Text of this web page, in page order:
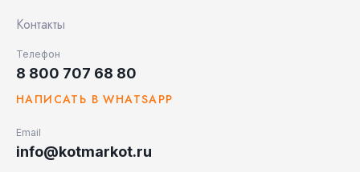
Контакты
Телефон
8 800 707 68 80
НАПИСАТЬ В WHATSAPP
Email
info@kotmarkot.ru